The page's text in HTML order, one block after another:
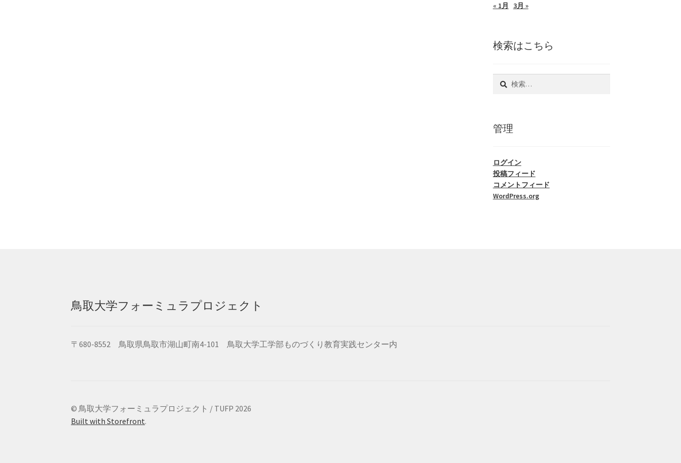
« 1月 3月 »
検索はこちら
管理
ログイン
投稿フィード
コメントフィード
WordPress.org
鳥取大学フォーミュラプロジェクト
〒680-8552 鳥取県鳥取市湖山町南4-101 鳥取大学工学部ものづくり教育実践センター内
© 鳥取大学フォーミュラプロジェクト / TUFP 2026
Built with Storefront.